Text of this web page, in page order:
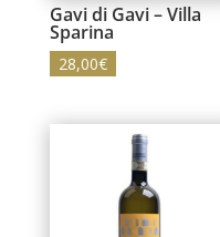
Gavi di Gavi – Villa
Sparina
28,00€